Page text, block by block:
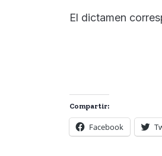
El dictamen
Compartir:
Facebook